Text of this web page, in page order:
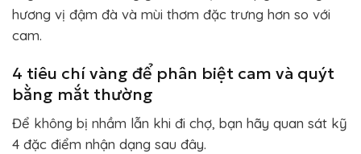
hương vị đậm đà và mùi thơm đặc trưng hơn so với
cam.
4 tiêu chí vàng để phân biệt cam và quýt
bằng mắt thường
Để không bị nhầm lẫn khi đi chợ, bạn hãy quan sát kỹ
4 đặc điểm nhận dạng sau đây.